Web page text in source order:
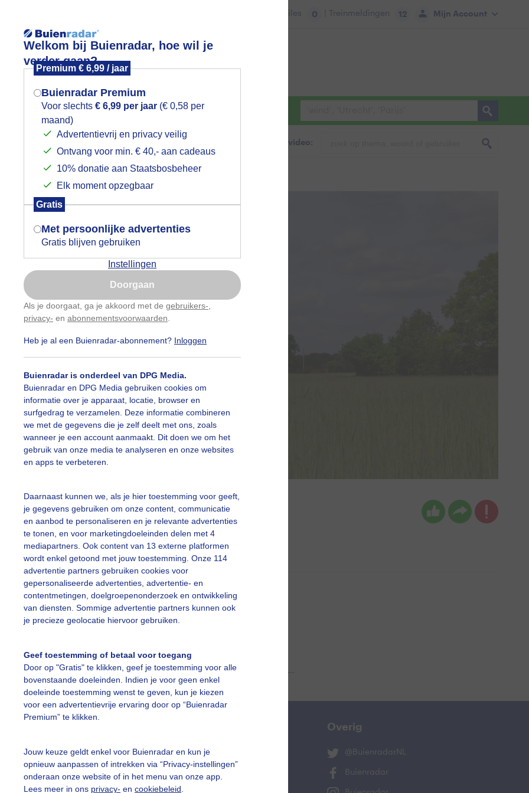
Welkom bij Buienradar, hoe wil je
verder gaan?
Premium € 6,99 / jaar
Buienradar Premium
Voor slechts € 6,99 per jaar (€ 0,58 per
maand)
Advertentievrij en privacy veilig
Ontvang voor min. € 40,- aan cadeaus
10% donatie aan Staatsbosbeheer
Elk moment opzegbaar
Gratis
Met persoonlijke advertenties
Gratis blijven gebruiken
Instellingen
Doorgaan
Als je doorgaat, ga je akkoord met de gebruikers-
privacy- en abonnementsvoorwaarden
Heb je al een Buienradar-abonnement? Inloggen
Buienradar is onderdeel van DPG Media.
Buienradar en DPG Media gebruiken cookies om
informatie over je apparaat, locatie, browser en
surfgedrag te verzamelen. Deze informatie combineren
we met de gegevens die je zelf deelt met ons, zoals
wanneer je een account aanmaakt. Dit doen we om het
gebruik van onze media te analyseren en onze websites
en apps te verbeteren.
Daarnaast kunnen we, als je hier toestemming voor geeft,
je gegevens gebruiken om onze content, communicatie
en aanbod te personaliseren en je relevante advertenties
te tonen, en voor marketingdoeleinden delen met 4
mediapartners. Ook content van 13 externe platformen
wordt enkel getoond met jouw toestemming. Onze 114
advertentie partners gebruiken cookies voor
gepersonaliseerde advertenties, advertentie- en
contentmetingen, doelgroepenonderzoek en ontwikkeling
van diensten. Sommige advertentie partners kunnen ook
je precieze geolocatie hiervoor gebruiken.
Geef toestemming of betaal voor toegang
Door op "Gratis" te klikken, geef je toestemming voor alle
bovenstaande doeleinden. Indien je voor geen enkel
doeleinde toestemming wenst te geven, kun je kiezen
voor een advertentievrije ervaring door op “Buienradar
Premium” te klikken.
Jouw keuze geldt enkel voor Buienradar en kun je
opnieuw aanpassen of intrekken via “Privacy-instellingen”
onderaan onze website of in het menu van onze app.
Lees meer in ons privacy- en cookiebeleid
Mijn Account
Files 0 | Treinmeldingen 12
Foto en video Weerzine
Zoeken in foto & video:
en zon
Rob Schraven Gemaakt: 10-05-2026, 25x bekeken
Zon Wolken
slideshow
Een moment geduld aub...
vragen
De Bilt
Overig
@BuienradarNL
Buienradar
Mogen we je locatie gebruiken voor
het weer?
Indien je hier nog geen akkoord op hebt
gegeven, verschijnt er zo een pop-up uit
je browser waarin deze toestemming
gevraagd wordt.
Is goed, toon de popup
Nu niet, misschien later
Gebruik je Safari en wil je niet elke dag deze pop-up
Klikhierom dit aan te passen